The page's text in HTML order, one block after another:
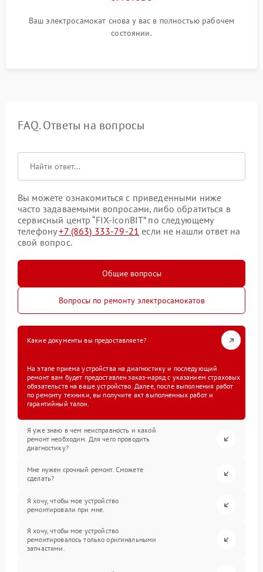
Ваш электросамокат снова у вас в полностью рабочем
состоянии.
FAQ. Ответы на вопросы
Вы можете ознакомиться с приведенными ниже
часто задаваемыми вопросами, либо обратиться в
сервисный центр “FIX-iconBIT” по следующему
телефону+7 (863) 333-79-21 если не нашли ответ на
свой вопрос.
Общие вопросы
Вопросы по ремонту электросамокатов
Какие документы вы предоставляете?
На этапе приема устройства на диагностику и последующий
ремонт вам будет предоставлен заказ-наряд с указанием страховых
обязательств на ваше устройство. Далее, после выполнения работ
по ремонту техники, вы получите акт выполненных работ и
гарантийный талон.
Я уже знаю в чем неисправность и какой
ремонт необходим. Для чего проводить
диагностику?
Мне нужен срочный ремонт. Сможете
сделать?
Я хочу, чтобы мое устройство
ремонтировали при мне.
Я хочу, чтобы мое устройство
ремонтировалось только оригинальными
запчастями.